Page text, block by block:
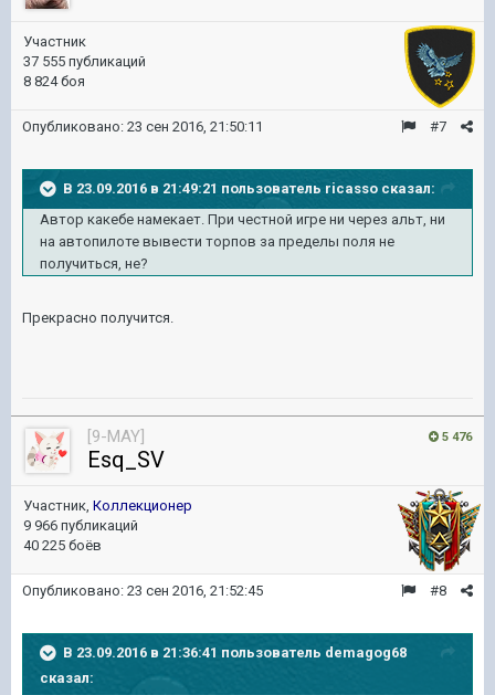
Участник
37 555 публикаций
8 824 боя
#7
Опубликовано: 23 сен 2016, 21:50:11
В 23.09.2016 в 21:49:21 пользователь ricasso сказал:
Автор какебе намекает. При честной игре ни через альт, ни
на автопилоте вывести торпов за пределы поля не
получиться, не?
Прекрасно получится.
5 476
[9-MAY]
Esq_SV
Участник, Коллекционер
9 966 публикаций
40 225 боёв
#8
Опубликовано: 23 сен 2016, 21:52:45
В 23.09.2016 в 21:36:41 пользователь demagog68
сказал: